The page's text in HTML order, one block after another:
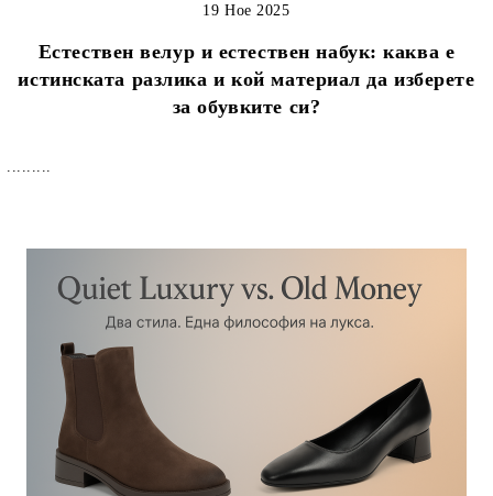
Естествен велур и естествен набук: каква е
истинската разлика и кой материал да изберете
за обувките си?
19 Ное 2025